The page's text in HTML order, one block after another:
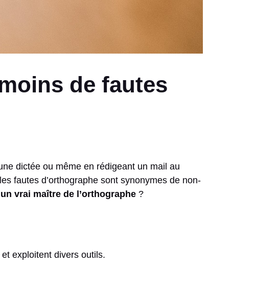
de fautes
dictée ou même en rédigeant un mail au
fautes d’orthographe sont synonymes de non-
vrai maître de l’orthographe ?
exploitent divers outils.